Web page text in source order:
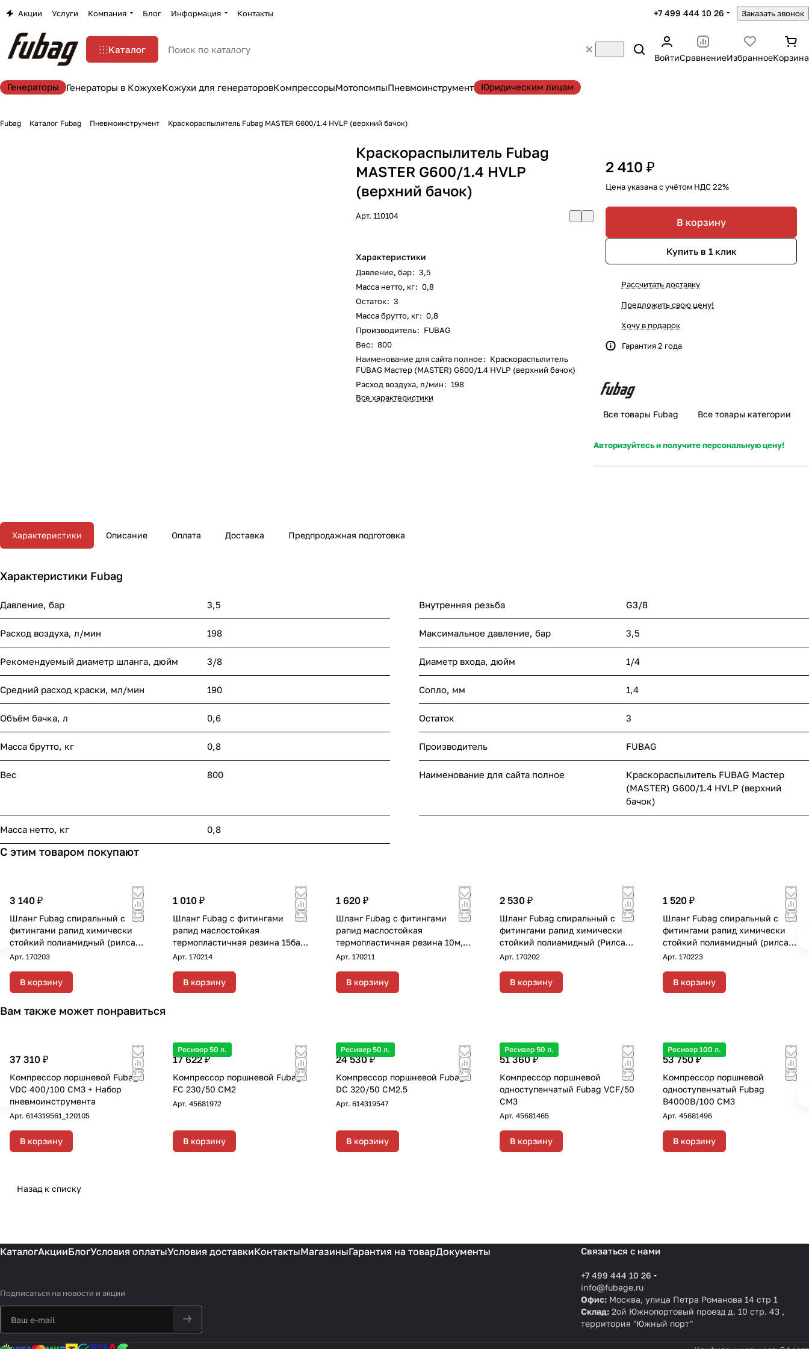
Акции Услуги Компания Блог Информация Контакты +7 499 444 10 26 Заказать звонок
Каталог
ВойтиСравнениеИзбранноеКорзина
Генераторы Генераторы в КожухеКожухи для генераторовКомпрессорыМотопомпыПневмоинструмент Юридическим лицам
Fubag Каталог Fubag Пневмоинструмент Краскораспылитель Fubag MASTER G600/1.4 HVLP (верхний бачок)
Краскораспылитель Fubag
MASTER G600/1.4 HVLP
(верхний бачок)
Арт.110104
Характеристики
Давление, бар: 3,5
Масса нетто, кг: 0,8
Остаток: 3
Масса брутто, кг: 0,8
Производитель: FUBAG
Вес: 800
Наименование для сайта полное: Краскораспылитель
FUBAG Мастер (MASTER) G600/1.4 HVLP (верхний бачок)
Расход воздуха, л/мин: 198
Все характеристики
2 410 ₽
Цена указана с учётом НДС 22%
В корзину
Купить в 1 клик
Рассчитать доставку
Предложить свою цену!
Хочу в подарок
Гарантия 2 года
Все товары Fubag Все товары категории
Авторизуйтесь и получите персональную цену!
Характеристики Описание Оплата Доставка Предпродажная подготовка
Характеристики Fubag
Давление, бар 3,5 Внутренняя резьба G3/8
Расход воздуха, л/мин 198 Максимальное давление, бар 3,5
Рекомендуемый диаметр шланга, дюйм 3/8 Диаметр входа, дюйм 1/4
Средний расход краски, мл/мин 190 Сопло, мм 1,4
Объём бачка, л 0,6 Остаток 3
Масса брутто, кг 0,8 Производитель FUBAG
Вес 800 Наименование для сайта полное
Краскораспылитель FUBAG Мастер
(MASTER) G600/1.4 HVLP (верхний
бачок)
Масса нетто, кг 0,8
С этим товаром покупают
3 140 ₽
Шланг Fubag спиральный с
фитингами рапид химически
стойкий полиамидный (рилсан)
Арт. 170203
В корзину
1 010 ₽
Шланг Fubag с фитингами
рапид маслостойкая
термопластичная резина 15бар
8x13мм 5м
Арт.170214
В корзину
1 620 ₽
Шланг Fubag с фитингами
рапид маслостойкая
термопластичная резина 10м,
диаметр 6х11 мм
Арт.170211
В корзину
2 530 ₽
Шланг Fubag спиральный с
фитингами рапид химически
стойкий полиамидный (Рилсан)
Арт. 170202
В корзину
1 520 ₽
Шланг Fubag спиральный с
фитингами рапид химически
стойкий полиамидный (рилсан)
Арт. 170223
В корзину
Вам также может понравиться
37 310 ₽
Компрессор поршневой Fubag
VDC 400/100 CM3 + Набор
пневмоинструмента
Арт. 614319561_120105
В корзину
Ресивер 50 л.
17 622 ₽
Компрессор поршневой Fubag
FC 230/50 CM2
Арт.45681972
В корзину
Ресивер 50 л.
24 530 ₽
Компрессор поршневой Fubag
DC 320/50 CM2.5
Арт.614319547
В корзину
Ресивер 50 л.
51 360 ₽
Компрессор поршневой
одноступенчатый Fubag VCF/50
CM3
Арт. 45681465
В корзину
Ресивер 100 л.
53 750 ₽
Компрессор поршневой
одноступенчатый Fubag
B4000B/100 CM3
Арт. 45681496
В корзину
Назад к списку
КаталогАкцииБлогУсловия оплатыУсловия доставкиКонтактыМагазиныГарантия на товарДокументы
Подписаться на новости и акции
Связаться с нами
+7 499 444 10 26
info@fubage.ru
Офис:Москва, улица Петра Романова 14 стр 1
Склад:2ой Южнопортовый проезд д. 10 стр. 43 ,
территория "Южный порт"